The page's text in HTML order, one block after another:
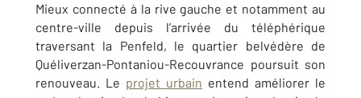
Mieux connecté à la rive gauche et notamment au
centre-ville depuis l’arrivée du téléphérique
traversant la Penfeld, le quartier belvédère de
Quéliverzan-Pontaniou-Recouvrance poursuit son
renouveau. Le projet urbain entend améliorer le